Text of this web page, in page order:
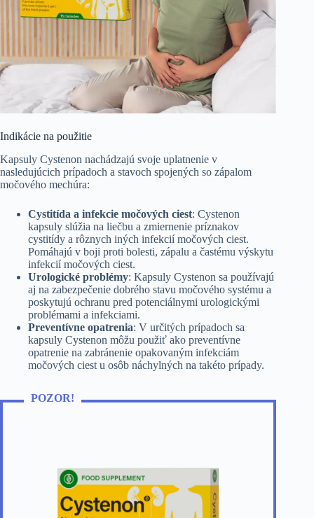
Indikácie na použitie
Kapsuly Cystenon nachádzajú svoje uplatnenie v
nasledujúcich prípadoch a stavoch spojených so zápalom
močového mechúra:
Cystitída a infekcie močových ciest: Cystenon
kapsuly slúžia na liečbu a zmiernenie príznakov
cystitídy a rôznych iných infekcií močových ciest.
Pomáhajú v boji proti bolesti, zápalu a častému výskytu
infekcií močových ciest.
Urologické problémy: Kapsuly Cystenon sa používajú
aj na zabezpečenie dobrého stavu močového systému a
poskytujú ochranu pred potenciálnymi urologickými
problémami a infekciami.
Preventívne opatrenia: V určitých prípadoch sa
kapsuly Cystenon môžu použiť ako preventívne
opatrenie na zabránenie opakovaným infekciám
močových ciest u osôb náchylných na takéto prípady.
POZOR!